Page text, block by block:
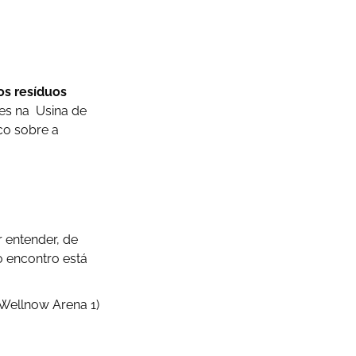
resíduos
na Usina de
sobre a
de
encontro está
Arena 1)